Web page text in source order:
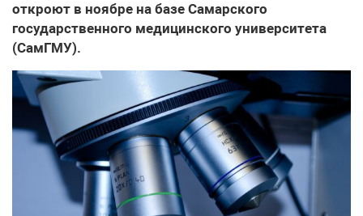
откроют в ноябре на базе Самарского
государственного медицинского университета
(СамГМУ).